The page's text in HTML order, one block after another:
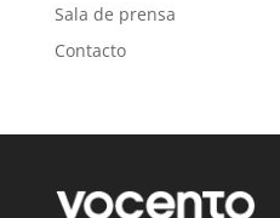
Sala de prensa
Contacto